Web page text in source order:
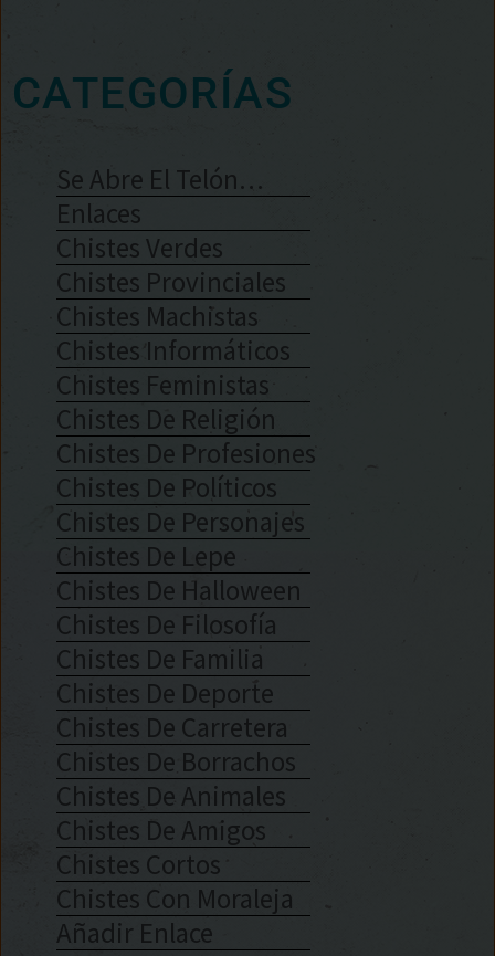
CATEGORÍAS
Se Abre El Telón…
Enlaces
Chistes Verdes
Chistes Provinciales
Chistes Machistas
Chistes Informáticos
Chistes Feministas
Chistes De Religión
Chistes De Profesiones
Chistes De Políticos
Chistes De Personajes
Chistes De Lepe
Chistes De Halloween
Chistes De Filosofía
Chistes De Familia
Chistes De Deporte
Chistes De Carretera
Chistes De Borrachos
Chistes De Animales
Chistes De Amigos
Chistes Cortos
Chistes Con Moraleja
Añadir Enlace